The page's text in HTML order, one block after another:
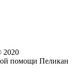
2020
помощи Пеликан